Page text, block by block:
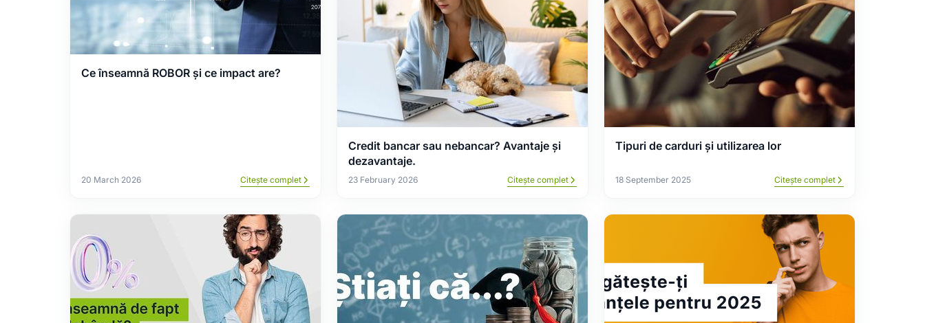
Ce înseamnă ROBOR și ce impact are?
20 March 2026 Citește complet
Credit bancar sau nebancar? Avantaje și
dezavantaje.
23 February 2026 Citește complet
Tipuri de carduri și utilizarea lor
18 September 2025 Citește complet